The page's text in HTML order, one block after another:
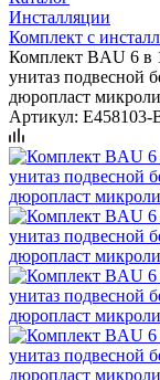
Инсталляции
Комплект с
Комплект BAU 6 в
унитаз подвесной
дюропласт
Артикул: E458103-